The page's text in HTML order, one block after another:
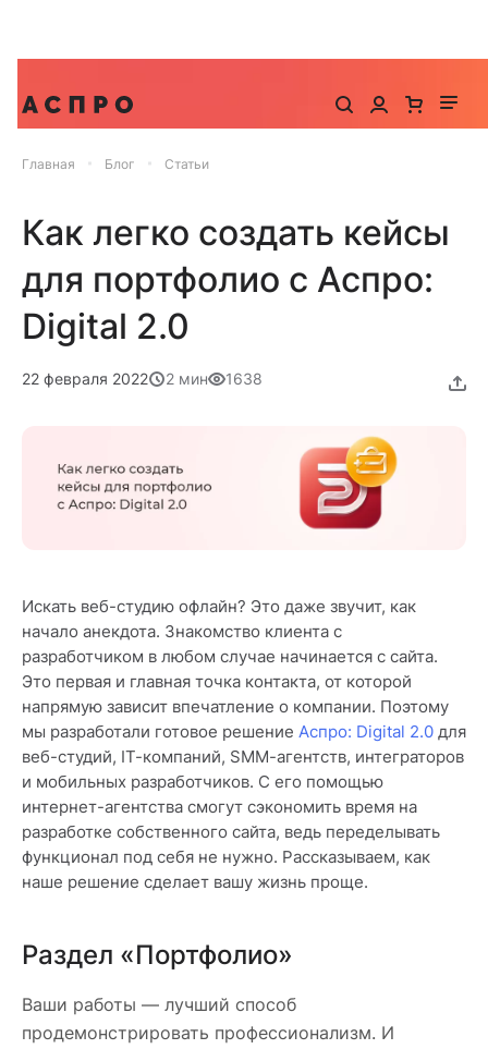
Главная Блог Статьи
Как легко создать кейсы
для портфолио с Аспро:
Digital 2.0
22 февраля 2022 2 мин 1638
Искать веб-студию офлайн? Это даже звучит, как
начало анекдота. Знакомство клиента с
разработчиком в любом случае начинается с сайта.
Это первая и главная точка контакта, от которой
напрямую зависит впечатление о компании. Поэтому
мы разработали готовое решение Аспро: Digital 2.0 для
веб-студий, IT-компаний, SMM-агентств, интеграторов
и мобильных разработчиков. С его помощью
интернет-агентства смогут сэкономить время на
разработке собственного сайта, ведь переделывать
функционал под себя не нужно. Рассказываем, как
наше решение сделает вашу жизнь проще.
Раздел «Портфолио»
Ваши работы — лучший способ
продемонстрировать профессионализм. И